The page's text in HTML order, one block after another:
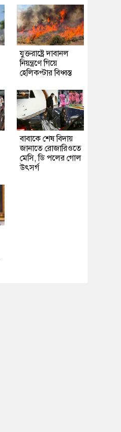
যুক্তরাষ্ট্রে দাবানল
নিয়ন্ত্রণে গিয়ে
হেলিকপ্টার বিধ্বস্ত
বাবাকে শেষ বিদায়
জানাতে রোজারিওতে
মেসি, ডি পলের গোল
উৎসর্গ